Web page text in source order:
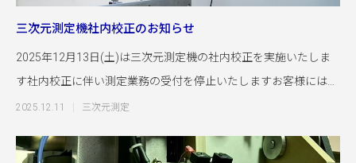
三次元測定機社内校正のお知らせ
2025年12月13日(土)は三次元測定機の社内校正を実施いたしま
す社内校正に伴い測定業務の受付を停止いたしますお客様には大
変ご迷惑
2025.12.11 三次元測定